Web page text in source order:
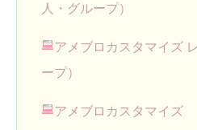
人・グループ）
アメブロカスタマイズ
ープ）
アメブロカスタマイズ